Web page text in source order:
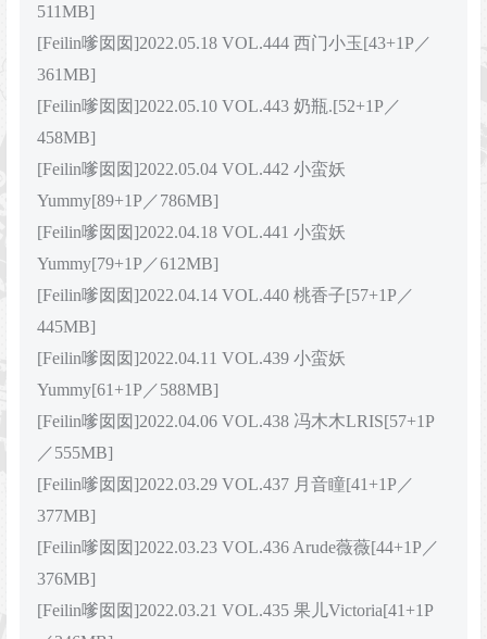
511MB]
[Feilin嗲囡囡]2022.05.18 VOL.444 西门小玉[43+1P／
361MB]
[Feilin嗲囡囡]2022.05.10 VOL.443 奶瓶.[52+1P／
458MB]
[Feilin嗲囡囡]2022.05.04 VOL.442 小蛮妖
Yummy[89+1P／786MB]
[Feilin嗲囡囡]2022.04.18 VOL.441 小蛮妖
Yummy[79+1P／612MB]
[Feilin嗲囡囡]2022.04.14 VOL.440 桃香子[57+1P／
445MB]
[Feilin嗲囡囡]2022.04.11 VOL.439 小蛮妖
Yummy[61+1P／588MB]
[Feilin嗲囡囡]2022.04.06 VOL.438 冯木木LRIS[57+1P
／555MB]
[Feilin嗲囡囡]2022.03.29 VOL.437 月音瞳[41+1P／
377MB]
[Feilin嗲囡囡]2022.03.23 VOL.436 Arude薇薇[44+1P／
376MB]
[Feilin嗲囡囡]2022.03.21 VOL.435 果儿Victoria[41+1P